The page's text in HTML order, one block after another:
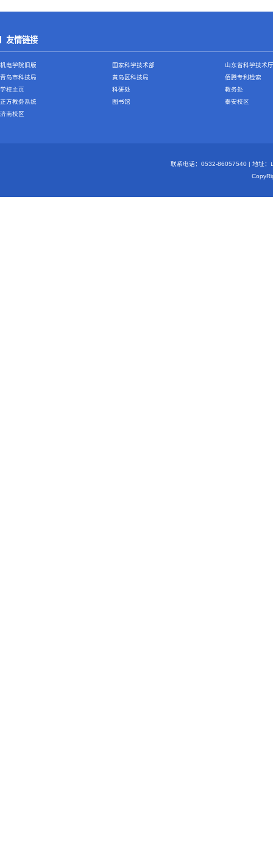
友情链接
机电学院旧版 国家科学技术部
山东省科学技术厅
青岛市科技局
黄岛区科技局
佰腾专利检索
学校主页
科研处
教务处
正方教务系统
图书馆
泰安校区
济南校区
联系电话：0532-86057540 | 地址：